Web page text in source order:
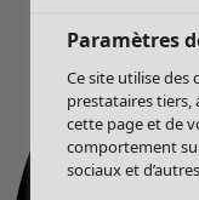
Paramètres
Ce site utilise des
prestataires tiers,
cette page et de
comportement
sociaux et